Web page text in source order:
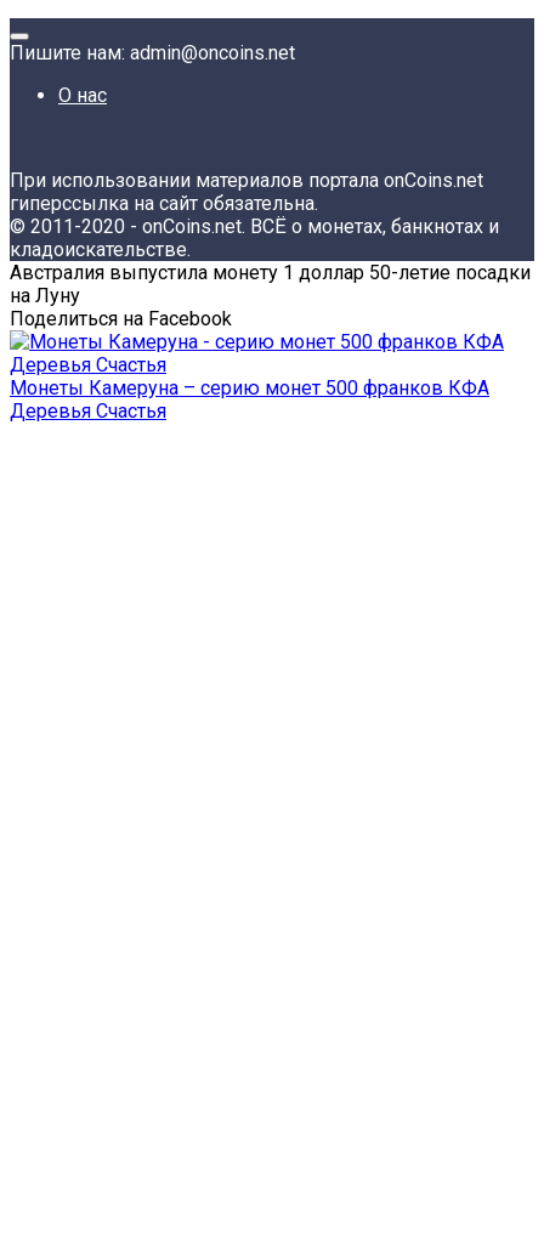
Пишите нам: admin@oncoins.net
О нас
При использовании материалов портала onCoins.net
гиперссылка на сайт обязательна.
© 2011-2020 - onCoins.net. ВСЁ о монетах, банкнотах и
кладоискательстве.
Австралия выпустила монету 1 доллар 50-летие посадки
на Луну
Поделиться на Facebook
Монеты Камеруна – серию монет 500 франков КФА
Деревья Счастья